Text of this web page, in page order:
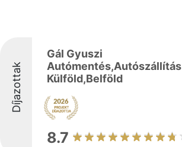
Díjazottak
Gál Gyuszi
Autómentés,Autószállítás
Külföld,Belföld
8.7